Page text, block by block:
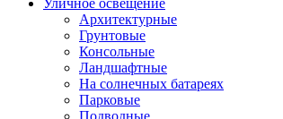
Уличное освещение
Архитектурные
Грунтовые
Консольные
Ландшафтные
На солнечных батареях
Парковые
Подводные